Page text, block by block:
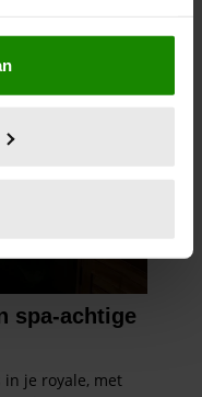
geografische
kan zijn
(fingerprinting)
advertenties te
Ook delen we
site met onze